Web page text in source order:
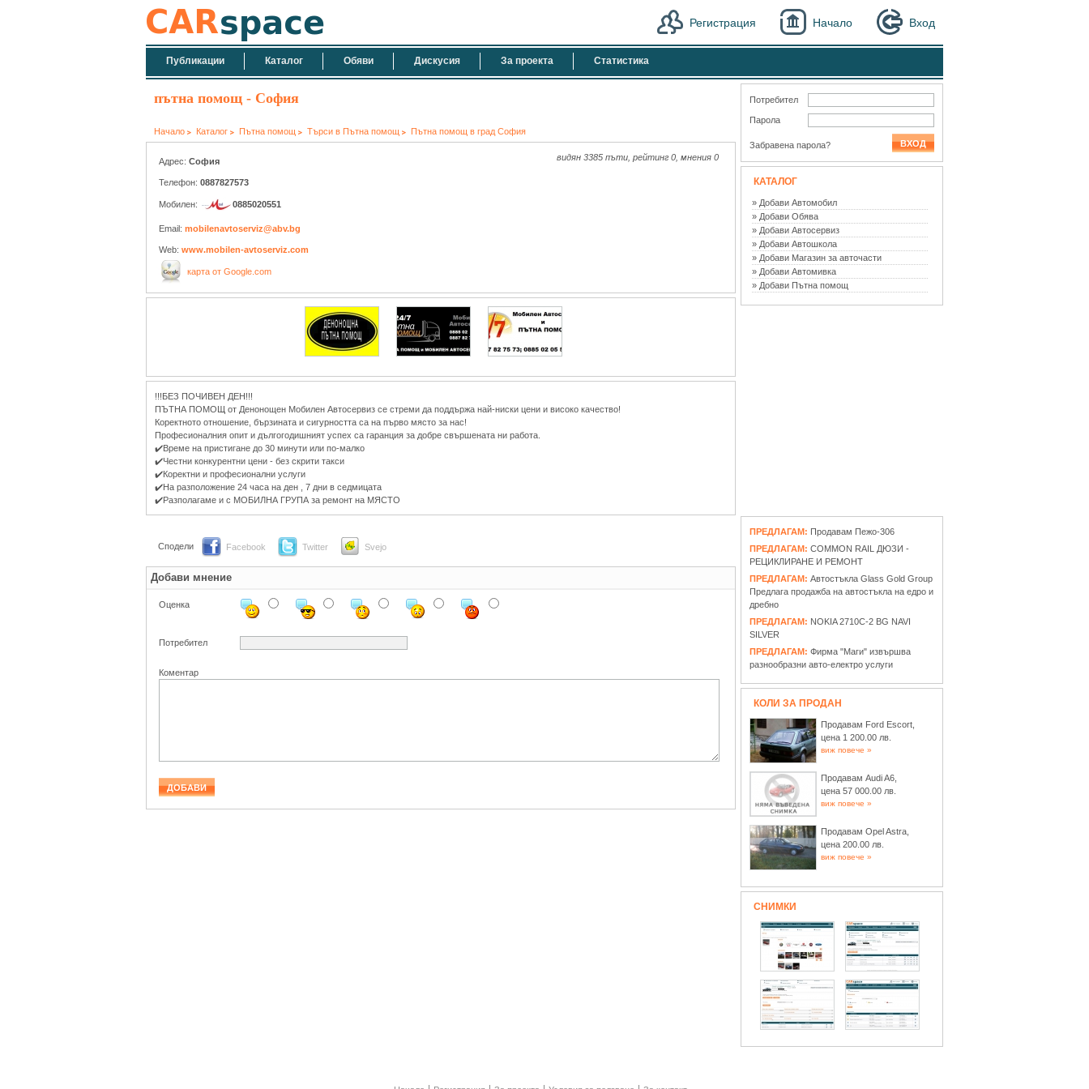
Регистрация Начало Вход
Публикации Каталог Обяви Дискусия За проекта Статистика
пътна помощ - София
Начало Каталог Пътна помощ Търси в Пътна помощ Пътна помощ в град София
видян 3385 пъти, рейтинг 0, мнения 0
Адрес: София
Телефон: 0887827573
Мобилен: 0885020551
Email: mobilenavtoserviz@abv.bg
Web: www.mobilen-avtoserviz.com
карта от Google.com
!!!БЕЗ ПОЧИВЕН ДЕН!!!
ПЪТНА ПОМОЩ от Денонощен Мобилен Автосервиз се стреми да поддържа най-ниски цени и високо качество!
Коректното отношение, бързината и сигурността са на първо място за нас!
Професионалния опит и дългогодишният успех са гаранция за добре свършената ни работа.
✔️Време на пристигане до 30 минути или по-малко
✔️Честни конкурентни цени - без скрити такси
✔️Коректни и професионални услуги
✔️На разположение 24 часа на ден , 7 дни в седмицата
✔️Разполагаме и с МОБИЛНА ГРУПА за ремонт на МЯСТО
Сподели Facebook Twitter Svejo
Добави мнение
Оценка
Потребител
Коментар
Потребител
Парола
Забравена парола?
КАТАЛОГ
» Добави Автомобил
» Добави Обява
» Добави Автосервиз
» Добави Автошкола
» Добави Магазин за авточасти
» Добави Автомивка
» Добави Пътна помощ
ПРЕДЛАГАМ: Продавам Пежо-306
ПРЕДЛАГАМ: COMMON RAIL ДЮЗИ -
РЕЦИКЛИРАНЕ И РЕМОНТ
ПРЕДЛАГАМ: Автостъкла Glass Gold Group
Предлага продажба на автостъкла на едро и
дребно
ПРЕДЛАГАМ: NOKIA 2710C-2 BG NAVI
SILVER
ПРЕДЛАГАМ: Фирма "Маги" извършва
разнообразни авто-електро услуги
КОЛИ ЗА ПРОДАН
Продавам Ford Escort,
цена 1 200.00 лв.
виж повече »
Продавам Audi A6,
цена 57 000.00 лв.
виж повече »
Продавам Opel Astra,
цена 200.00 лв.
виж повече »
СНИМКИ